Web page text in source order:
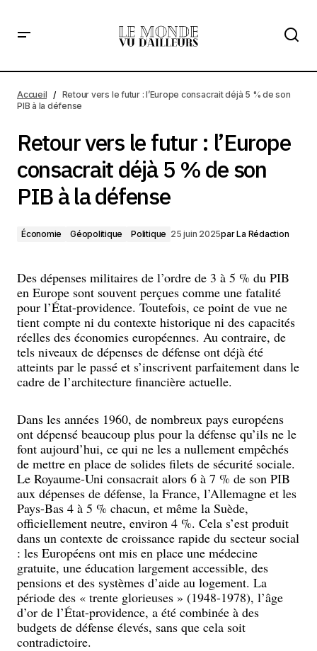
PIB à la défense
Accueil
Retour vers le futur : l’Europe consacrait déjà 5 % de son
PIB à la défense
Retour vers le futur : l’Europe
consacrait déjà 5 % de son
PIB à la défense
Économie Géopolitique Politique 25 juin 2025parLa Rédaction
Des dépenses militaires de l’ordre de 3 à 5 % du PIB
en Europe sont souvent perçues comme une fatalité
pour l’État-providence. Toutefois, ce point de vue ne
tient compte ni du contexte historique ni des capacités
réelles des économies européennes. Au contraire, de
tels niveaux de dépenses de défense ont déjà été
atteints par le passé et s’inscrivent parfaitement dans le
cadre de l’architecture financière actuelle.
Dans les années 1960, de nombreux pays européens
ont dépensé beaucoup plus pour la défense qu’ils ne le
font aujourd’hui, ce qui ne les a nullement empêchés
de mettre en place de solides filets de sécurité sociale.
Le Royaume-Uni consacrait alors 6 à 7 % de son PIB
aux dépenses de défense, la France, l’Allemagne et les
Pays-Bas 4 à 5 % chacun, et même la Suède,
officiellement neutre, environ 4 %. Cela s’est produit
dans un contexte de croissance rapide du secteur social
: les Européens ont mis en place une médecine
gratuite, une éducation largement accessible, des
pensions et des systèmes d’aide au logement. La
période des « trente glorieuses » (1948-1978), l’âge
d’or de l’État-providence, a été combinée à des
budgets de défense élevés, sans que cela soit
contradictoire.